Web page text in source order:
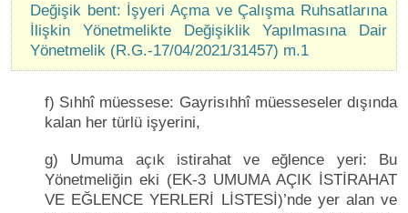
Değişik bent: İşyeri Açma ve Çalışma Ruhsatlarına
İlişkin Yönetmelikte Değişiklik Yapılmasına Dair
Yönetmelik (R.G.-17/04/2021/31457) m.1
f) Sıhhî müessese: Gayrisıhhî müesseseler dışında
kalan her türlü işyerini,
g) Umuma açık istirahat ve eğlence yeri: Bu
Yönetmeliğin eki (EK-3 UMUMA AÇIK İSTİRAHAT
VE EĞLENCE YERLERİ LİSTESİ)’nde yer alan ve